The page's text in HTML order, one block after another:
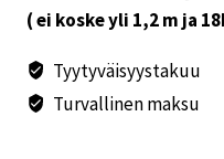
määrä
( ei koske yli 1,2 m ja
Tyytyväisyystakuu
Turvallinen maksu